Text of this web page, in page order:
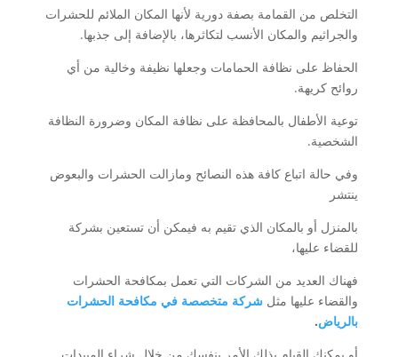
التخلص من القمامة بصفة دورية لأنها المكان الملائم للحشرات
والجراثيم والمكان الأنسب لتكاثرها، بالإضافة إلى جذبها.
الحفاظ على نظافة الحمامات وجعلها نظيفة وخالية من أي
روائح كريهة.
توعية الأطفال بالمحافظة على نظافة المكان وضرورة النظافة
الشخصية.
وفي حالة اتباع كافة هذه النصائح ومازالت الحشرات والبعوض
ينتشر
بالمنزل أو بالمكان الذي تقيم به فيمكن أن تستعين بشركة
للقضاء عليها،
فهناك العديد من الشركات التي تعمل بمكافحة الحشرات
والقضاء عليها مثل شركة متخصصة في مكافحة الحشرات
بالرياض.